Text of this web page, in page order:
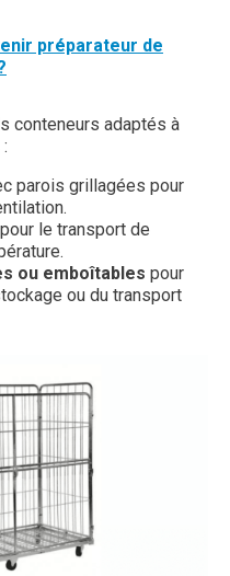
préparateur de
conteneurs adaptés à
parois grillagées pour
pour le transport de
ou emboîtables pour
ou du transport